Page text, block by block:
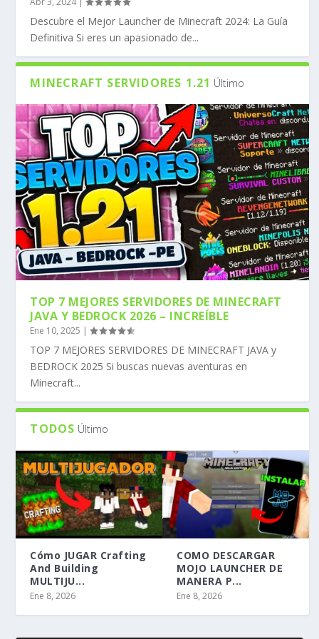
Descubre el Mejor Launcher de Minecraft 2024: La Guía
Definitiva Si eres un apasionado de...
MINECRAFT SERVIDORES 1.21 Último
TOP 7 MEJORES SERVIDORES DE MINECRAFT
JAVA Y BEDROCK 2026 – INCREÍBLE
Ene 10, 2025 |
TOP 7 MEJORES SERVIDORES DE MINECRAFT JAVA y
BEDROCK 2025 Si buscas nuevas aventuras en
Minecraft...
TODOS Último
Cómo JUGAR Crafting
And Building
MULTIJU...
Ene 8, 2026
COMO DESCARGAR
MOJO LAUNCHER DE
MANERA P...
Ene 8, 2026